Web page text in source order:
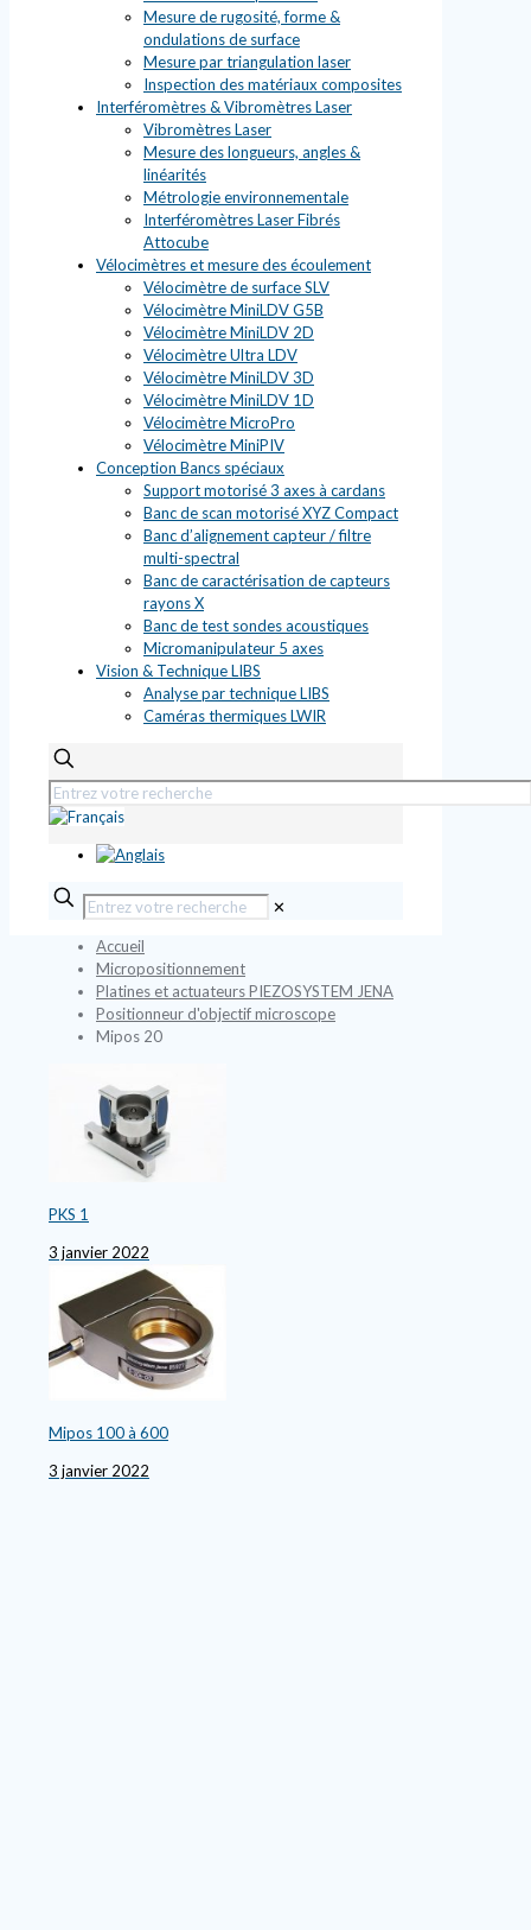
Mesure de rugosité, forme &
ondulations de surface
Mesure par triangulation laser
Inspection des matériaux composites
Interféromètres & Vibromètres Laser
Vibromètres Laser
Mesure des longueurs, angles &
linéarités
Métrologie environnementale
Interféromètres Laser Fibrés
Attocube
Vélocimètres et mesure des écoulement
Vélocimètre de surface SLV
Vélocimètre MiniLDV G5B
Vélocimètre MiniLDV 2D
Vélocimètre Ultra LDV
Vélocimètre MiniLDV 3D
Vélocimètre MiniLDV 1D
Vélocimètre MicroPro
Vélocimètre MiniPIV
Conception Bancs spéciaux
Support motorisé 3 axes à cardans
Banc de scan motorisé XYZ Compact
Banc d’alignement capteur / filtre
multi-spectral
Banc de caractérisation de capteurs
rayons X
Banc de test sondes acoustiques
Micromanipulateur 5 axes
Vision & Technique LIBS
Analyse par technique LIBS
Caméras thermiques LWIR
✕
Accueil
Micropositionnement
Platines et actuateurs PIEZOSYSTEM JENA
Positionneur d'objectif microscope
Mipos 20
PKS 1
3 janvier 2022
Mipos 100 à 600
3 janvier 2022